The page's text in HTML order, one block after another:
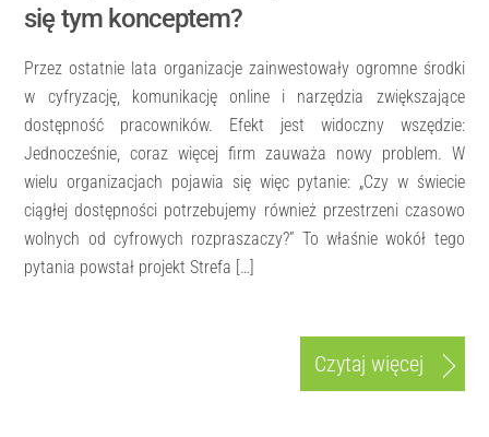
się tym konceptem?
Przez ostatnie lata organizacje zainwestowały ogromne środki
w cyfryzację, komunikację online i narzędzia zwiększające
dostępność pracowników. Efekt jest widoczny wszędzie:
Jednocześnie, coraz więcej firm zauważa nowy problem. W
wielu organizacjach pojawia się więc pytanie: „Czy w świecie
ciągłej dostępności potrzebujemy również przestrzeni czasowo
wolnych od cyfrowych rozpraszaczy?” To właśnie wokół tego
pytania powstał projekt Strefa […]
Czytaj więcej